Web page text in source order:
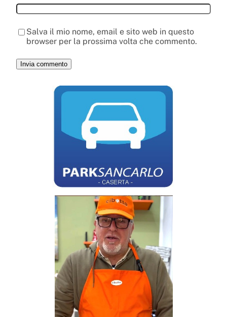
Salva il mio nome, email e sito web in questo
browser per la prossima volta che commento.